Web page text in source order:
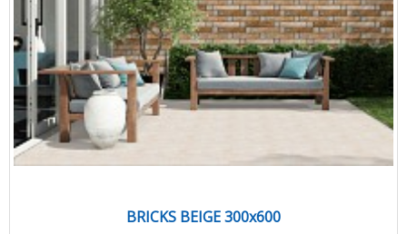
BRICKS BEIGE 300x600